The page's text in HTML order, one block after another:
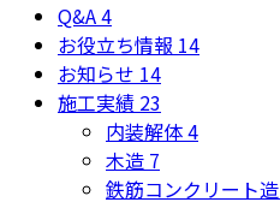
Q&A4
お役立ち情報 14
お知らせ 14
施工実績 23
内装解体4
木造 7
鉄筋コンクリート造